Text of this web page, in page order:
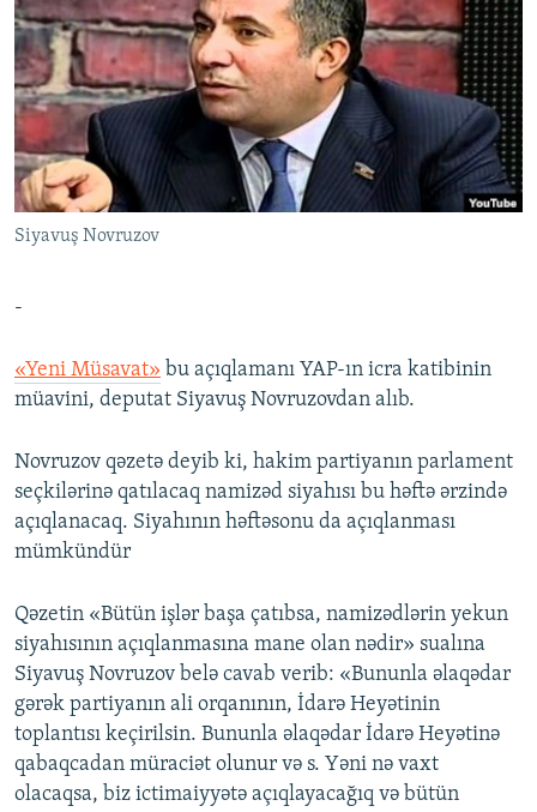
VIDEO
FOTOQALEREYA
İNFOQRAFIKA
KARIKATURA
RADIO ARXIV
OXU ZALI
AZƏRBAYCAN ƏDƏBIYYATI KITABXANASI
İSLAM VƏ DEMOKRATIYA
İZ - MƏDƏNIYYƏT PROQRAMI
HAQQIMIZDA
MISSIYAMIZ
PEŞƏ ETIKASI VƏ JURNALISTIKA STANDARTLARIMIZ
MATERIALLARIMIZDAN ISTIFADƏ
AZADLIQRADIOSU MOBIL TELEFONUNUZDA
BIZI IZLƏ
RFE/RL-in bütün saytları
Siyavuş Novruzov
-
«Yeni Müsavat» bu açıqlamanı YAP-ın icra katibinin
müavini, deputat Siyavuş Novruzovdan alıb.
Novruzov qəzetə deyib ki, hakim partiyanın parlament
seçkilərinə qatılacaq namizəd siyahısı bu həftə ərzində
açıqlanacaq. Siyahının həftəsonu da açıqlanması
mümkündür
Qəzetin «Bütün işlər başa çatıbsa, namizədlərin yekun
siyahısının açıqlanmasına mane olan nədir» sualına
Siyavuş Novruzov belə cavab verib: «Bununla əlaqədar
gərək partiyanın ali orqanının, İdarə Heyətinin
toplantısı keçirilsin. Bununla əlaqədar İdarə Heyətinə
qabaqcadan müraciət olunur və s. Yəni nə vaxt
olacaqsa, biz ictimaiyyətə açıqlayacağıq və bütün